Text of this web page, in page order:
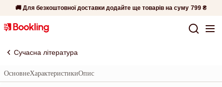
🚚 Для безкоштовної доставки додайте ще товарів на суму 799 ₴
Сучасна література
ОсновнеХарактеристикиОпис